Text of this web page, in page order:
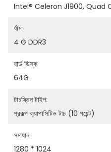
Intel® Celeron J1900, Quad
র্যাম:
4 G DDR3
হার্ড ডিস্ক:
64G
টাচস্ক্রিন টাইপ:
প্রকল্প ক্যাপাসিটিভ টাচ (10 পয়েন্ট)
সমাধান:
1280 * 1024